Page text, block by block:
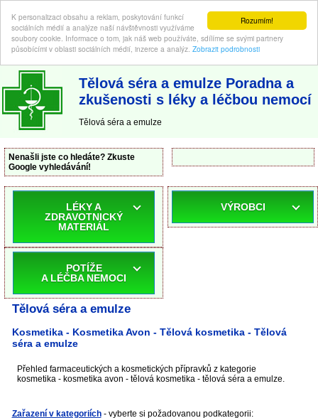
Rozumím!
K personalizaci obsahu a reklam, poskytování funkcí
sociálních médií a analýze naší návštěvnosti využíváme
soubory cookie. Informace o tom, jak náš web používáte, sdílíme se svými partnery
působícími v oblasti sociálních médií, inzerce a analýz. Zobrazit podrobnosti
ABC-LEKARNA.cz | Poradna a zkušenosti s léky a léčbou nemocí
Tělová séra a emulze Poradna a
zkušenosti s léky a léčbou nemocí
Tělová séra a emulze
Nenašli jste co hledáte? Zkuste
Google vyhledávání!
LÉKY A
ZDRAVOTNICKÝ
MATERIÁL
POTÍŽE
A LÉČBA NEMOCI
VÝROBCI
Tělová séra a emulze
Kosmetika - Kosmetika Avon - Tělová kosmetika - Tělová
séra a emulze
Přehled farmaceutických a kosmetických přípravků z kategorie
kosmetika - kosmetika avon - tělová kosmetika - tělová séra a emulze.
Zařazení v kategoriích - vyberte si požadovanou podkategorii: